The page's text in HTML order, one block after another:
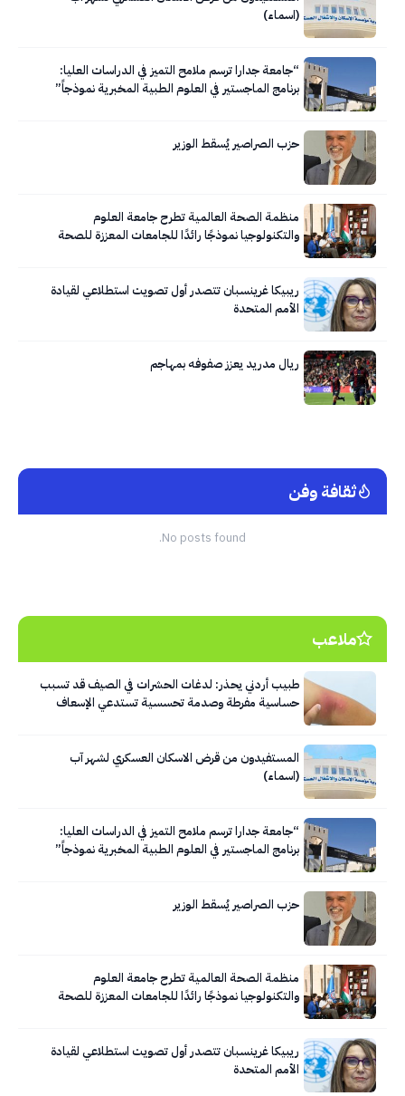
(اسماء)
“جامعة جدارا ترسم ملامح التميز في الدراسات العليا:
برنامج الماجستير في العلوم الطبية المخبرية نموذجاً”
حزب الصراصير يُسقط الوزير
منظمة الصحة العالمية تطرح جامعة العلوم
والتكنولوجيا نموذجًا رائدًا للجامعات المعززة للصحة
ريبيكا غرينسبان تتصدر أول تصويت استطلاعي لقيادة
الأمم المتحدة
ريال مدريد يعزز صفوفه بمهاجم
ثقافة وفن
No posts found.
ملاعب
طبيب أردني يحذر: لدغات الحشرات في الصيف قد تسبب
حساسية مفرطة وصدمة تحسسية تستدعي الإسعاف
المستفيدون من قرض الاسكان العسكري لشهر آب
(اسماء)
“جامعة جدارا ترسم ملامح التميز في الدراسات العليا:
برنامج الماجستير في العلوم الطبية المخبرية نموذجاً”
حزب الصراصير يُسقط الوزير
منظمة الصحة العالمية تطرح جامعة العلوم
والتكنولوجيا نموذجًا رائدًا للجامعات المعززة للصحة
ريبيكا غرينسبان تتصدر أول تصويت استطلاعي لقيادة
الأمم المتحدة